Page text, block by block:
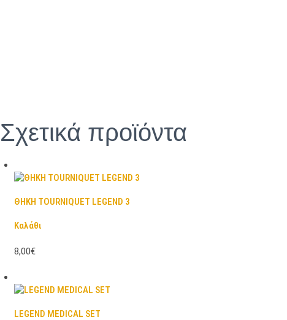
Σχετικά προϊόντα
ΘΗΚΗ TOURNIQUET LEGEND 3
Καλάθι
8,00€
LEGEND MEDICAL SET